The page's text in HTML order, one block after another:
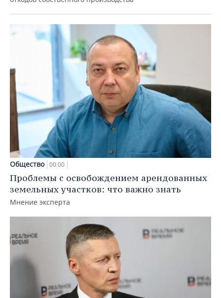
Общество 00:00
Проблемы с освобождением арендованных
земельных участков: что важно знать
Мнение эксперта